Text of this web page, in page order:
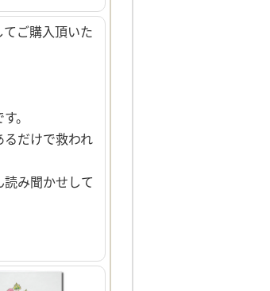
ご購入頂いた
。
だけで救われ
み聞かせして